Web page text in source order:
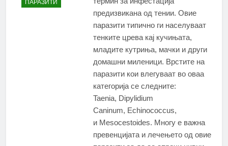
ПАРАЗИТИ
предизвикана од тении. Овие
паразити типично ги населуваат
тенките црева кај кучињата,
младите кутриња, мачки и други
домашни миленици. Врстите на
паразити кои влегуваат во оваа
категорија се следните:
Taenia, Dipylidium
Caninum, Echinococcus,
и Mesocestoides. Многу е важна
превенцијата и лечењето од овие